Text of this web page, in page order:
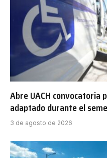
Abre UACH
adaptado durante el
3 de agosto de 2026